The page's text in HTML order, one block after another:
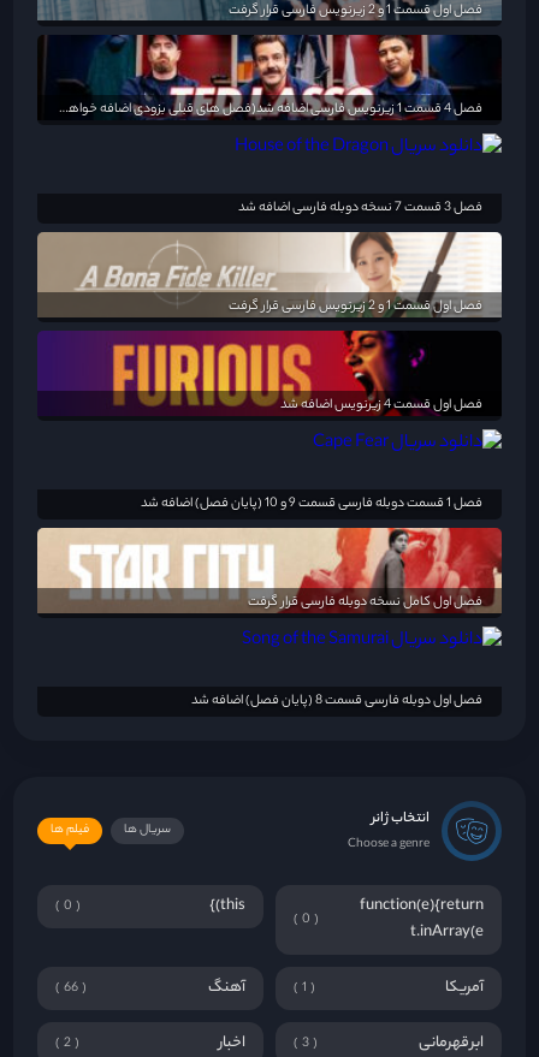
فصل اول قسمت 1 و 2 زیرنویس فارسی قرار گرفت
فصل 4 قسمت 1 زیرنویس فارسی اضافه شد(فصل های قبلی بزودی اضافه خواهد شد)
فصل 3 قسمت 7 نسخه دوبله فارسی اضافه شد
فصل اول قسمت 1 و 2 زیرنویس فارسی قرار گرفت
فصل اول قسمت 4 زیرنویس اضافه شد
فصل 1 قسمت دوبله فارسی قسمت 9 و 10 (پایان فصل) اضافه شد
فصل اول کامل نسخه دوبله فارسی قرار گرفت
فصل اول دوبله فارسی قسمت 8 (پایان فصل) اضافه شد
انتخاب ژانر
Choose a genre
فیلم ها سریال ها
function(e){return
t.inArray(e
0
this)}
0
آمریکا 1 آهنگ 66
ابرقهرمانی 3 اخبار 2